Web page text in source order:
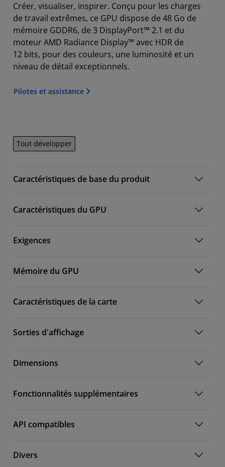
Créer, visualiser, inspirer. Conçu pour les charges
de travail extrêmes, ce GPU dispose de 48 Go de
mémoire GDDR6, de 3 DisplayPort™ 2.1 et du
moteur AMD Radiance Display™ avec HDR de
12 bits, pour des couleurs, une luminosité et un
niveau de détail exceptionnels.
Pilotes et assistance
Tout développer
Caractéristiques de base du produit
Caractéristiques du GPU
Exigences
Mémoire du GPU
Caractéristiques de la carte
Sorties d'affichage
Dimensions
Fonctionnalités supplémentaires
API compatibles
Divers